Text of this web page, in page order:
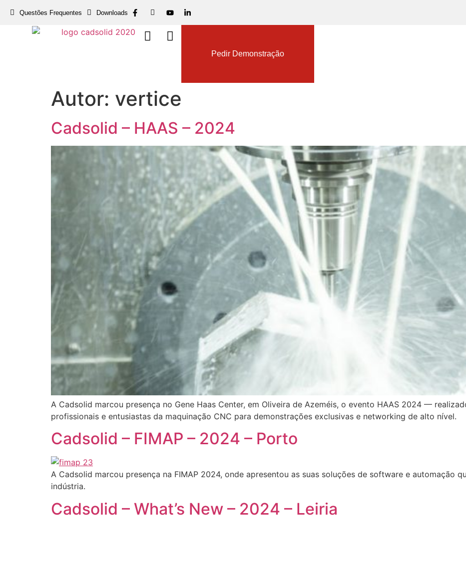
Questões Frequentes Downloads
Pedir Demonstração
Autor: vertice
Cadsolid – HAAS – 2024
A Cadsolid marcou presença no Gene Haas Center, em Oliveira de Azeméis, o evento HAAS 2024 —
profissionais e entusiastas da maquinação CNC para demonstrações exclusivas e networking de alto nível.
Cadsolid – FIMAP – 2024 – Porto
A Cadsolid marcou presença na FIMAP 2024, onde apresentou as suas soluções de software e automação
indústria.
Cadsolid – What’s New – 2024 – Leiria